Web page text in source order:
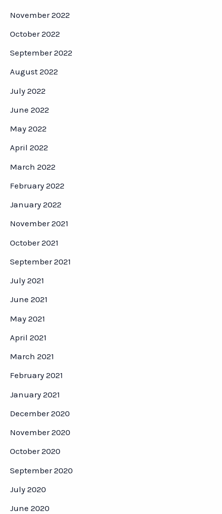
November 2022
October 2022
September 2022
August 2022
July 2022
June 2022
May 2022
April 2022
March 2022
February 2022
January 2022
November 2021
October 2021
September 2021
July 2021
June 2021
May 2021
April 2021
March 2021
February 2021
January 2021
December 2020
November 2020
October 2020
September 2020
July 2020
June 2020